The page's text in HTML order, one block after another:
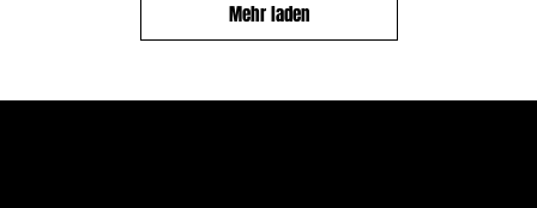
Mehr laden